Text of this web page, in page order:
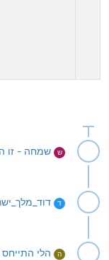
ש שמחה - זו
ד
ה הלי התייחס